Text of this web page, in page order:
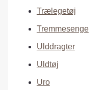
Trælegetøj
Tremmesenge
Ulddragter
Uldtøj
Uro